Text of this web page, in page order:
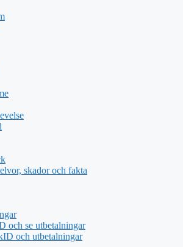
skador och fakta
och se utbetalningar
och utbetalningar